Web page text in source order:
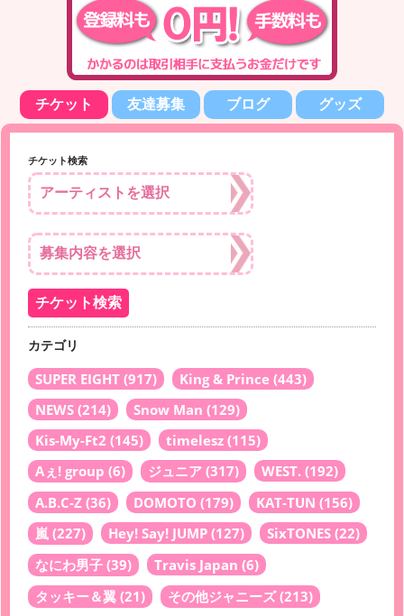
チケット 友達募集 ブログ グッズ
チケット検索
カテゴリ
SUPER EIGHT (917) King & Prince (443)
NEWS (214) Snow Man (129)
Kis-My-Ft2 (145) timelesz (115)
Aぇ! group (6) ジュニア (317) WEST. (192)
A.B.C-Z (36) DOMOTO (179) KAT-TUN (156)
嵐 (227) Hey! Say! JUMP (127) SixTONES (22)
なにわ男子 (39) Travis Japan (6)
タッキー＆翼 (21) その他ジャニーズ(213)